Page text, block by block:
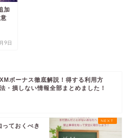
加
9日
XMボーナス徹底解説！得する利用方
法・損しない情報全部まとめました！
ておくべき